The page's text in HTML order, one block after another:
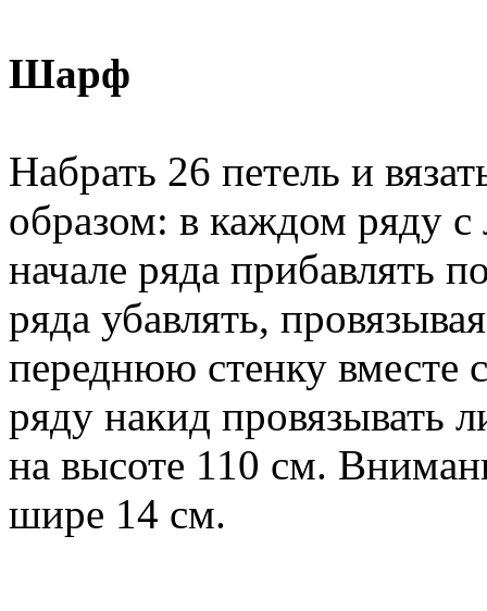
Шарф
Набрать 26 петель и
образом: в каждом ряду
начале ряда прибавлять
ряда убавлять,
переднюю стенку вместе
ряду накид провязывать
на высоте 110 см.
шире 14 см.